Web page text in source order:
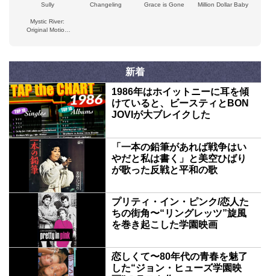
Sully Changeling Grace is Gone Million Dollar Baby
Mystic River:
Original Motion
新着
1986年はホイットニーに耳を傾
けていると、ビースティとBON
JOVIが大ブレイクした
「一本の鉛筆があれば戦争はい
やだと私は書く」と美空ひばり
が歌った反戦と平和の歌
プリティ・イン・ピンク/恋人た
ちの街角〜“リングレッツ”旋風
を巻き起こした学園映画
恋しくて〜80年代の青春を魅了
した“ジョン・ヒューズ学園映